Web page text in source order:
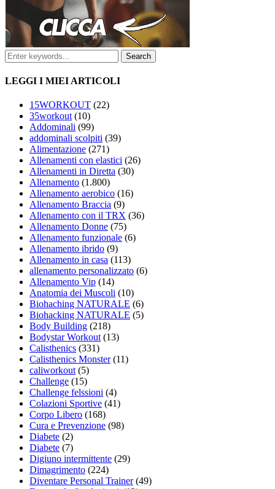
LEGGI I MIEI ARTICOLI
15WORKOUT (22)
35workout(10)
Addominali (99)
addominali scolpiti (39)
Alimentazione (271)
Allenamenti con elastici (26)
Allenamenti in Diretta (30)
Allenamento (1.800)
Allenamento aerobico (16)
Allenamento Braccia (9)
Allenamento con il TRX (36)
Allenamento Donne (75)
Allenamento funzionale (6)
Allenamento ibrido (9)
Allenamento in casa (113)
allenamento personalizzato (6)
Allenamento Vip (14)
Anatomia dei Muscoli (10)
Biohaching NATURALE (6)
Biohacking NATURALE (5)
Body Building (218)
Bodystar Workout(13)
Calisthenics (331)
Calisthenics Monster(11)
caliworkout(5)
Challenge (15)
Challenge felssioni (4)
Colazioni Sportive (41)
Corpo Libero (168)
Cura e Prevenzione (98)
Diabete (2)
Diabete (7)
Digiuno intermittente (29)
Dimagrimento (224)
Diventare Personal Trainer(49)